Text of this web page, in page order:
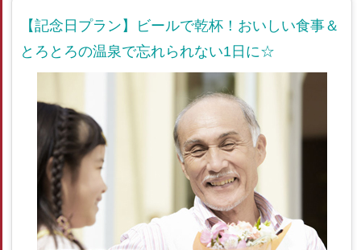
【記念日プラン】ビールで乾杯！おいしい食事＆
とろとろの温泉で忘れられない1日に☆